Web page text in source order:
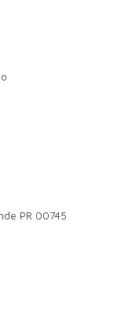
PR 00745